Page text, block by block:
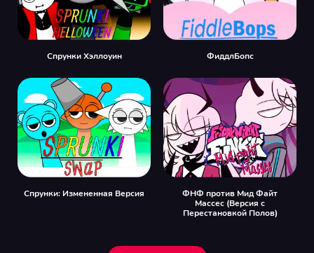
Спрунки Хэллоуин ФиддлБопс
Спрунки: Измененная Версия
ФНФ против Мид Файт
Массес (Версия с
Перестановкой Полов)